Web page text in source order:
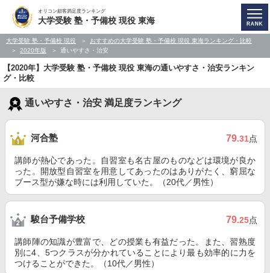
オリコン顧客満足度ランキング
大学受験 塾・予備校 現役 東海
大学受験 塾・予備校 現役
おすすめの大学受験 塾・予備校 現役 東海ランキング・比較
2020年版
通いやすさ・治安
【2020年】大学受験 塾・予備校 現役 東海の通いやすさ・治安ランキン
グ・比較
通いやすさ・治安 満足度ランキング
河合塾 79.31点
講師が熱心であった。自習室も名古屋のものなどは環境が良か
った。開放型自習室を用意してあったのはありがたく、窮屈な
ブース型が嫌な時には利用していた。（20代／男性）
駿台予備学校 79.25点
講師陣の知識が豊富で、どの授業も有益だった。また、習熟度
別に4、5つクラスが分かれていることにより最も効率的に力を
つけることができた。（10代／男性）